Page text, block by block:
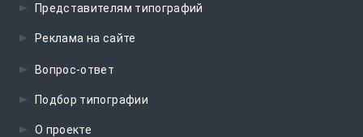
Представителям типографий
Реклама на сайте
Вопрос-ответ
Подбор типографии
О проекте